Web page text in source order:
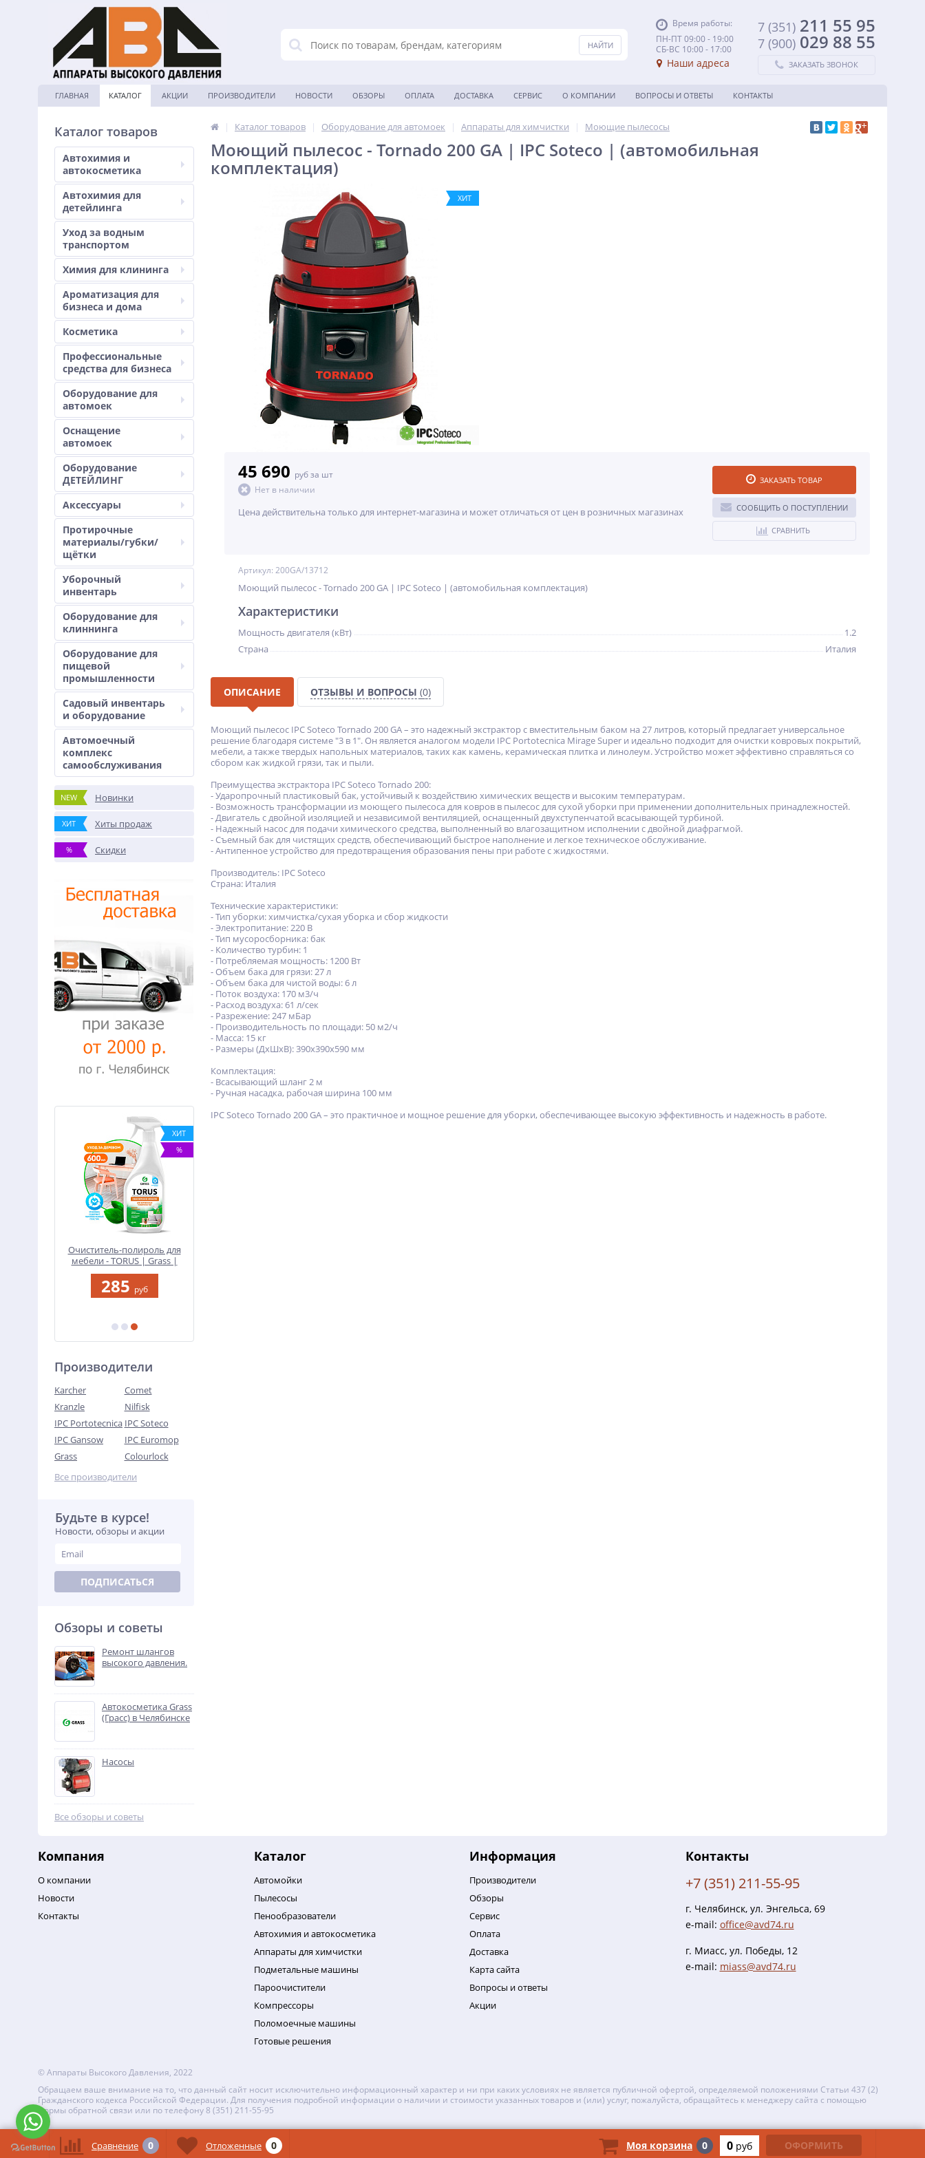
Время работы:
ПН-ПТ 09:00 - 19:00
СБ-ВС 10:00 - 17:00
Наши адреса
7 (351) 211 55 95
7 (900) 029 88 55
ЗАКАЗАТЬ ЗВОНОК
ГЛАВНАЯ КАТАЛОГ АКЦИИ ПРОИЗВОДИТЕЛИ НОВОСТИ ОБЗОРЫ ОПЛАТА ДОСТАВКА СЕРВИС О КОМПАНИИ ВОПРОСЫ И ОТВЕТЫ КОНТАКТЫ
Каталог товаров
Автохимия и
автокосметика
Автохимия для
детейлинга
Уход за водным
транспортом
Химия для клининга
Ароматизация для
бизнеса и дома
Косметика
Профессиональные
средства для бизнеса
Оборудование для
автомоек
Оснащение
автомоек
Оборудование
ДЕТЕЙЛИНГ
Аксессуары
Протирочные
материалы/губки/
щётки
Уборочный
инвентарь
Оборудование для
клиннинга
Оборудование для
пищевой
промышленности
Садовый инвентарь
и оборудование
Автомоечный
комплекс
самообслуживания
NEW Новинки
ХИТ Хиты продаж
% Скидки
ХИТ
%
Очиститель-полироль для
мебели - TORUS | Grass |
600 мл
285 руб
Производители
Karcher
Comet
Kranzle
Nilfisk
IPC Portotecnica IPC Soteco
IPC Gansow
IPC Euromop
Grass
Colourlock
Все производители
Будьте в курсе!
Новости, обзоры и акции
ПОДПИСАТЬСЯ
Обзоры и советы
Ремонт шлангов
высокого давления.
Автокосметика Grass
(Грасс) в Челябинске
Насосы
Все обзоры и советы
| Каталог товаров | Оборудование для автомоек | Аппараты для химчистки | Моющие пылесосы
Моющий пылесос - Tornado 200 GA | IPC Soteco | (автомобильная
комплектация)
ХИТ
45 690 руб за шт
Нет в наличии
Цена действительна только для интернет-магазина и может отличаться от цен в розничных магазинах
ЗАКАЗАТЬ ТОВАР
СООБЩИТЬ О ПОСТУПЛЕНИИ
СРАВНИТЬ
Артикул: 200GA/13712
Моющий пылесос - Tornado 200 GA | IPC Soteco | (автомобильная комплектация)
Характеристики
Мощность двигателя (кВт)
1.2
Страна
Италия
ОПИСАНИЕ ОТЗЫВЫ И ВОПРОСЫ (0)
Моющий пылесос IPC Soteco Tornado 200 GA – это надежный экстрактор с вместительным баком на 27 литров, который предлагает универсальное
решение благодаря системе "3 в 1". Он является аналогом модели IPC Portotecnica Mirage Super и идеально подходит для очистки ковровых покрытий,
мебели, а также твердых напольных материалов, таких как камень, керамическая плитка и линолеум. Устройство может эффективно справляться со
сбором как жидкой грязи, так и пыли.
Преимущества экстрактора IPC Soteco Tornado 200:
- Ударопрочный пластиковый бак, устойчивый к воздействию химических веществ и высоким температурам.
- Возможность трансформации из моющего пылесоса для ковров в пылесос для сухой уборки при применении дополнительных принадлежностей.
- Двигатель с двойной изоляцией и независимой вентиляцией, оснащенный двухступенчатой всасывающей турбиной.
- Надежный насос для подачи химического средства, выполненный во влагозащитном исполнении с двойной диафрагмой.
- Съемный бак для чистящих средств, обеспечивающий быстрое наполнение и легкое техническое обслуживание.
- Антипенное устройство для предотвращения образования пены при работе с жидкостями.
Производитель: IPC Soteco
Страна: Италия
Технические характеристики:
- Тип уборки: химчистка/сухая уборка и сбор жидкости
- Электропитание: 220 В
- Тип мусоросборника: бак
- Количество турбин: 1
- Потребляемая мощность: 1200 Вт
- Объем бака для грязи: 27 л
- Объем бака для чистой воды: 6 л
- Поток воздуха: 170 м3/ч
- Расход воздуха: 61 л/сек
- Разрежение: 247 мБар
- Производительность по площади: 50 м2/ч
- Масса: 15 кг
- Размеры (ДхШхВ): 390х390х590 мм
Комплектация:
- Всасывающий шланг 2 м
- Ручная насадка, рабочая ширина 100 мм
IPC Soteco Tornado 200 GA – это практичное и мощное решение для уборки, обеспечивающее высокую эффективность и надежность в работе.
Компания
О компании
Новости
Контакты
Каталог
Автомойки
Пылесосы
Пенообразователи
Автохимия и автокосметика
Аппараты для химчистки
Подметальные машины
Пароочистители
Компрессоры
Поломоечные машины
Готовые решения
Информация
Производители
Обзоры
Сервис
Оплата
Доставка
Карта сайта
Вопросы и ответы
Акции
Контакты
+7 (351) 211-55-95
г. Челябинск, ул. Энгельса, 69
e-mail: office@avd74.ru
г. Миасс, ул. Победы, 12
e-mail: miass@avd74.ru
© Аппараты Высокого Давления, 2022
Обращаем ваше внимание на то, что данный сайт носит исключительно информационный характер и ни при каких условиях не является публичной офертой, определяемой положениями Статьи 437 (2)
Гражданского кодекса Российской Федерации. Для получения подробной информации о наличии и стоимости указанных товаров и (или) услуг, пожалуйста, обращайтесь к менеджеру сайта с помощью
формы обратной связи или по телефону 8 (351) 211-55-95
Сравнение 0 Отложенные 0 Моя корзина 0 0 руб ОФОРМИТЬ
Быстро с 1С-Битрикс